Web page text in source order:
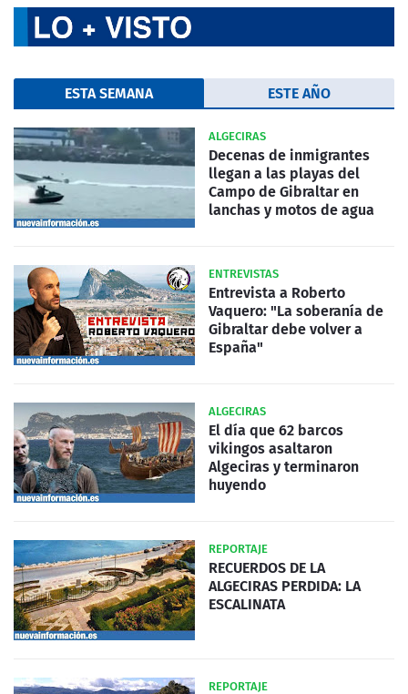
ESTA SEMANA ESTE AÑO
ALGECIRAS
Decenas de inmigrantes
llegan a las playas del
Campo de Gibraltar en
lanchas y motos de agua
ENTREVISTAS
Entrevista a Roberto
Vaquero: "La soberanía de
Gibraltar debe volver a
España"
ALGECIRAS
El día que 62 barcos
vikingos asaltaron
Algeciras y terminaron
huyendo
REPORTAJE
RECUERDOS DE LA
ALGECIRAS PERDIDA: LA
ESCALINATA
REPORTAJE